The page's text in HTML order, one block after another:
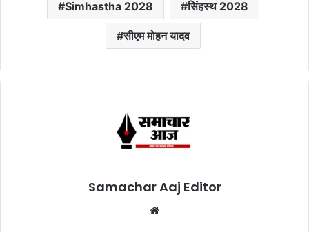
Simhastha 2028 सिंहस्थ 2028
सीएम मोहन यादव
Samachar Aaj Editor